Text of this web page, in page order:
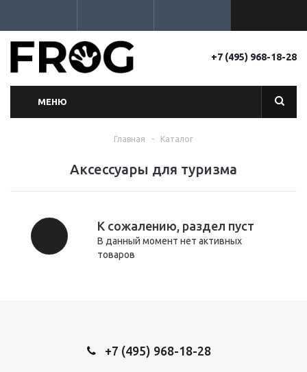
+7 (495) 968-18-28
МЕНЮ
Главная - Каталог
Аксессуары для туризма
К сожалению, раздел пуст
В данный момент нет активных
товаров
+7 (495) 968-18-28